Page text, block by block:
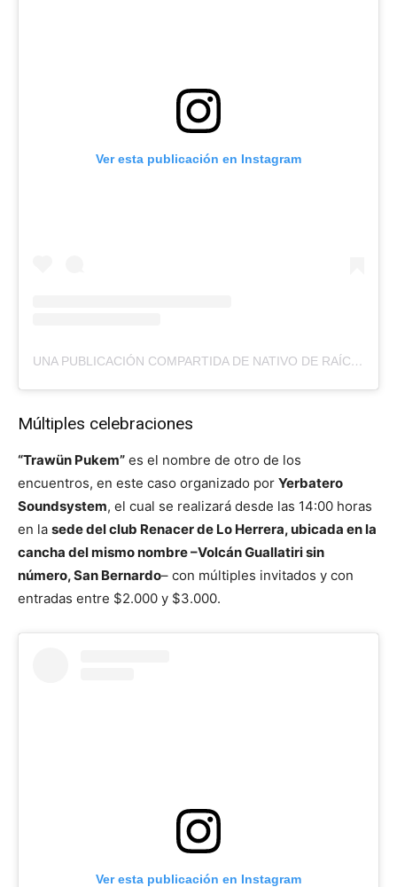
Ver esta publicación en Instagram
UNA PUBLICACIÓN COMPARTIDA DE NATIVO DE RAÍCES! (@NATIVO_DE_RAICES)
Múltiples celebraciones
“Trawün Pukem” es el nombre de otro de los
encuentros, en este caso organizado por Yerbatero
Soundsystem, el cual se realizará desde las 14:00 horas
en la sede del club Renacer de Lo Herrera, ubicada en la
cancha del mismo nombre –Volcán Guallatiri sin
número, San Bernardo– con múltiples invitados y con
entradas entre $2.000 y $3.000.
Ver esta publicación en Instagram